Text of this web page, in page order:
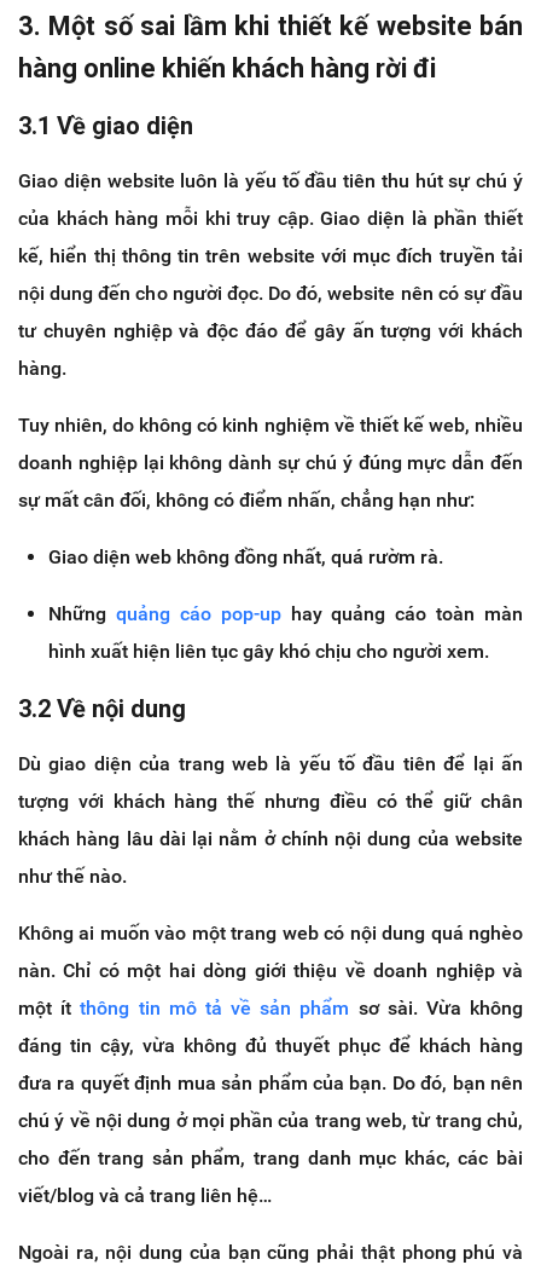
3. Một số sai lầm khi thiết kế website bán
hàng online khiến khách hàng rời đi
3.1 Về giao diện
Giao diện website luôn là yếu tố đầu tiên thu hút sự chú ý
của khách hàng mỗi khi truy cập. Giao diện là phần thiết
kế, hiển thị thông tin trên website với mục đích truyền tải
nội dung đến cho người đọc. Do đó, website nên có sự đầu
tư chuyên nghiệp và độc đáo để gây ấn tượng với khách
hàng.
Tuy nhiên, do không có kinh nghiệm về thiết kế web, nhiều
doanh nghiệp lại không dành sự chú ý đúng mực dẫn đến
sự mất cân đối, không có điểm nhấn, chẳng hạn như:
Giao diện web không đồng nhất, quá rườm rà.
Những quảng cáo pop-uphay quảng cáo toàn màn
hình xuất hiện liên tục gây khó chịu cho người xem.
3.2 Về nội dung
Dù giao diện của trang web là yếu tố đầu tiên để lại ấn
tượng với khách hàng thế nhưng điều có thể giữ chân
khách hàng lâu dài lại nằm ở chính nội dung của website
như thế nào.
Không ai muốn vào một trang web có nội dung quá nghèo
nàn. Chỉ có một hai dòng giới thiệu về doanh nghiệp và
một ítthông tin mô tả về sản phẩm sơ sài. Vừa không
đáng tin cậy, vừa không đủ thuyết phục để khách hàng
đưa ra quyết định mua sản phẩm của bạn. Do đó, bạn nên
chú ý về nội dung ở mọi phần của trang web, từ trang chủ,
cho đến trang sản phẩm, trang danh mục khác, các bài
viết/blog và cả trang liên hệ…
Ngoài ra, nội dung của bạn cũng phải thật phong phú và